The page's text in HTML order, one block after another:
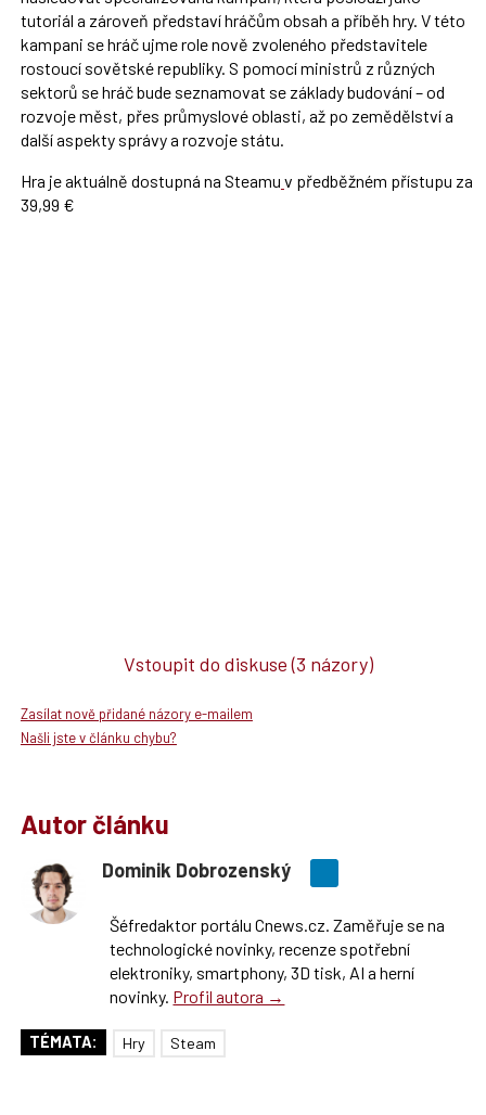
tutoriál a zároveň představí hráčům obsah a příběh hry. V této
kampani se hráč ujme role nově zvoleného představitele
rostoucí sovětské republiky. S pomocí ministrů z různých
sektorů se hráč bude seznamovat se základy budování – od
rozvoje měst, přes průmyslové oblasti, až po zemědělství a
další aspekty správy a rozvoje státu.
Hra je aktuálně dostupná na Steamu v předběžném přístupu za
39,99 €
Vstoupit do diskuse(3 názory)
Zasílat nově přidané názory e-mailem
Našli jste v článku chybu?
Autor článku
Dominik Dobrozenský
Šéfredaktor portálu Cnews.cz. Zaměřuje se na
technologické novinky, recenze spotřební
elektroniky, smartphony, 3D tisk, AI a herní
novinky. Profil autora →
TÉMATA: Hry Steam